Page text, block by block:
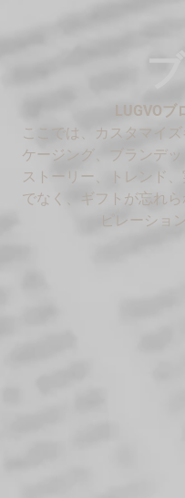
LUGVOブ
ここでは、カスタマイ
ケージング、ブランデ
ストーリー、トレンド
でなく、ギフトが忘れ
ピレーショ